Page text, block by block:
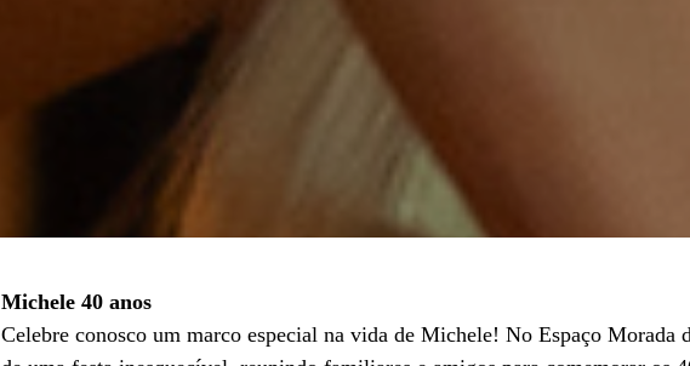
Michele 40 anos
Celebre conosco um marco especial na vida de Michele! No Espaço Morada